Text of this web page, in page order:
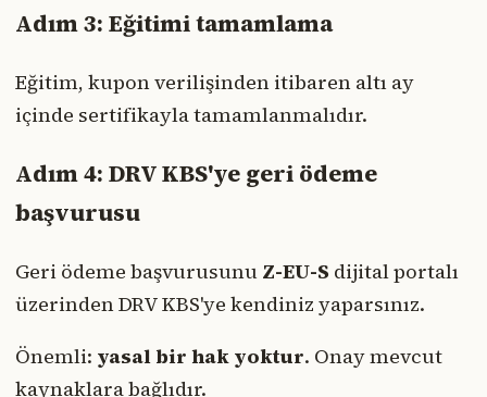
Adım 3: Eğitimi tamamlama
Eğitim, kupon verilişinden itibaren altı ay
içinde sertifikayla tamamlanmalıdır.
Adım 4: DRV KBS'ye geri ödeme
başvurusu
Geri ödeme başvurusunu Z-EU-S dijital portalı
üzerinden DRV KBS'ye kendiniz yaparsınız.
Önemli: yasal bir hak yoktur. Onay mevcut
kaynaklara bağlıdır.